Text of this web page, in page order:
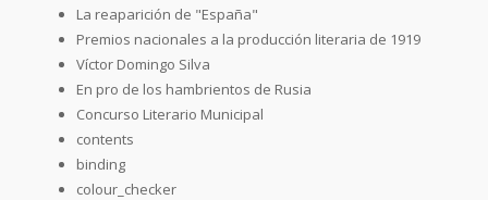
La reaparición de "España"
Premios nacionales a la producción literaria de 1919
Víctor Domingo Silva
En pro de los hambrientos de Rusia
Concurso Literario Municipal
contents
binding
colour_checker